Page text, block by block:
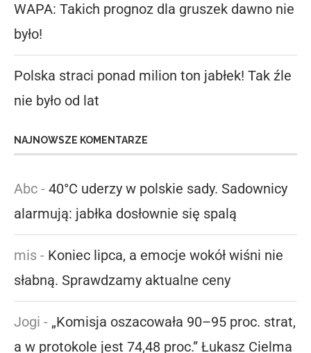
WAPA: Takich prognoz dla gruszek dawno nie
było!
Polska straci ponad milion ton jabłek! Tak źle
nie było od lat
NAJNOWSZE KOMENTARZE
Abc - 40°C uderzy w polskie sady. Sadownicy
alarmują: jabłka dosłownie się spalą
mis - Koniec lipca, a emocje wokół wiśni nie
słabną. Sprawdzamy aktualne ceny
Jogi - „Komisja oszacowała 90–95 proc. strat,
a w protokole jest 74,48 proc.” Łukasz Cielma